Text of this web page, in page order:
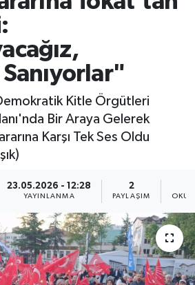
Kitle Örgütleri
Bir Araya Gelerek
Karşı Tek Ses Oldu
23.05.2026 - 12:28
YAYINLANMA
2
PAYLAŞIM